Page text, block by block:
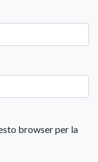
browser per la